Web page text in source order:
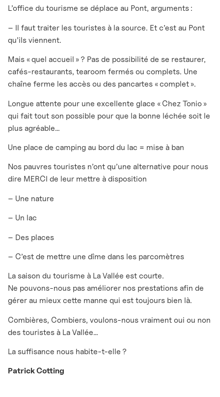
L’office du tourisme se déplace au Pont, arguments :
– Il faut traiter les touristes à la source. Et c’est au Pont
qu’ils viennent.
Mais « quel accueil » ? Pas de possibilité de se restaurer,
cafés-restaurants, tearoom fermés ou complets. Une
chaîne ferme les accès ou des pancartes « complet ».
Longue attente pour une excellente glace « Chez Tonio »
qui fait tout son possible pour que la bonne léchée soit le
plus agréable…
Une place de camping au bord du lac = mise à ban
Nos pauvres touristes n’ont qu’une alternative pour nous
dire MERCI de leur mettre à disposition
– Une nature
– Un lac
– Des places
– C’est de mettre une dîme dans les parcomètres
La saison du tourisme à La Vallée est courte.
Ne pouvons-nous pas améliorer nos prestations afin de
gérer au mieux cette manne qui est toujours bien là.
Combières, Combiers, voulons-nous vraiment oui ou non
des touristes à La Vallée…
La suffisance nous habite-t-elle ?
Patrick Cotting